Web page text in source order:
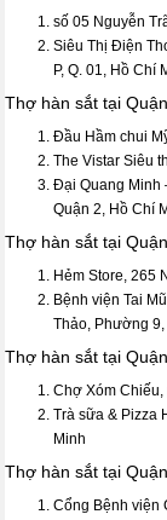
số 05 Nguyễn
Siêu Thị Điện
P, Q. 01, Hồ Chí
Thợ hàn sắt tại
Đầu Hầm chui
The Vistar Siêu
Đại Quang Minh
Quận 2, Hồ Chí
Thợ hàn sắt tại
Hẻm Store, 265
Bệnh viện Tai
Thảo, Phường
Thợ hàn sắt tại
Chợ Xóm
Trà sữa & Pizza
Minh
Thợ hàn sắt tại
Cổng Bệnh viện